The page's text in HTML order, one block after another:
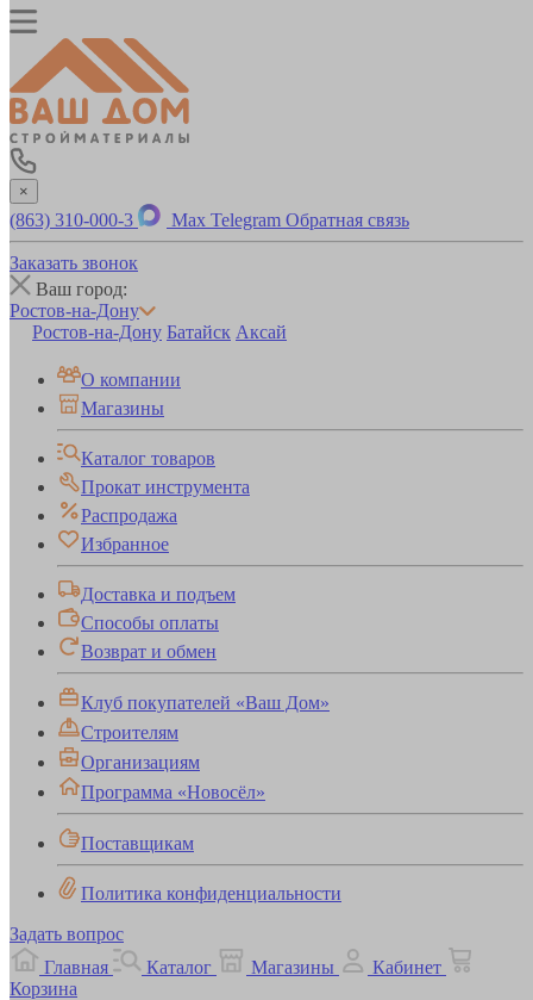
×
(863) 310-000-3 Max Telegram Обратная связь
Заказать звонок
Ваш город:
Ростов-на-Дону
Ростов-на-Дону Батайск Аксай
О компании
Магазины
Каталог товаров
Прокат инструмента
Распродажа
Избранное
Доставка и подъем
Способы оплаты
Возврат и обмен
Клуб покупателей «Ваш Дом»
Строителям
Организациям
Программа «Новосёл»
Поставщикам
Политика конфиденциальности
Задать вопрос
Главная
Каталог Магазины
Кабинет
Корзина